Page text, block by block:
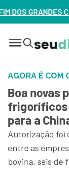
NO
AGORA É COM
Boa novas
frigoríficos
para a
Autorização foi
entre as
bovina, seis de